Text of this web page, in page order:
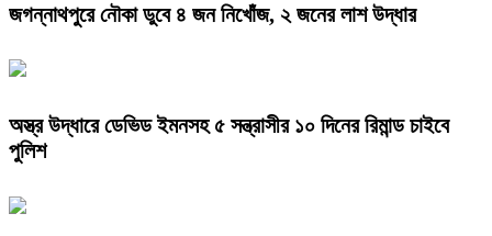
জগন্নাথপুরে নৌকা ডুবে ৪ জন নিখোঁজ, ২ জনের লাশ উদ্ধার
অস্ত্র উদ্ধারে ডেভিড ইমনসহ ৫ সন্ত্রাসীর ১০ দিনের রিমান্ড চাইবে
পুলিশ